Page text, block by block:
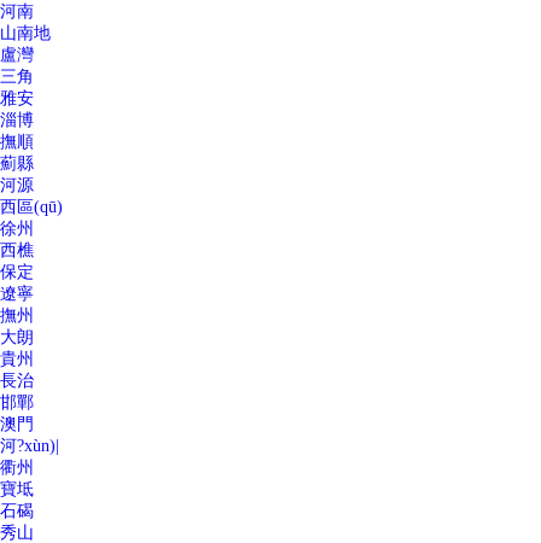
河南
山南地
盧灣
三角
雅安
淄博
撫順
薊縣
河源
西區(qū)
徐州
西樵
保定
遼寧
撫州
大朗
貴州
長治
邯鄲
澳門
河?xùn)|
衢州
寶坻
石碣
秀山